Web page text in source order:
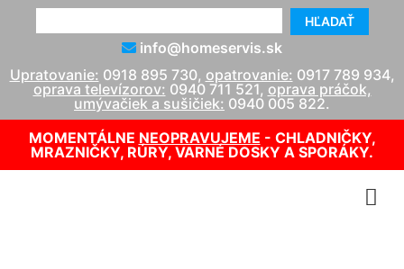
HĽADAŤ
info@homeservis.sk
Upratovanie: 0918 895 730, opatrovanie: 0917 789 934,
oprava televízorov: 0940 711 521, oprava práčok,
umývačiek a sušičiek: 0940 005 822.
MOMENTÁLNE NEOPRAVUJEME - CHLADNIČKY,
MRAZNIČKY, RÚRY, VARNÉ DOSKY A SPORÁKY.